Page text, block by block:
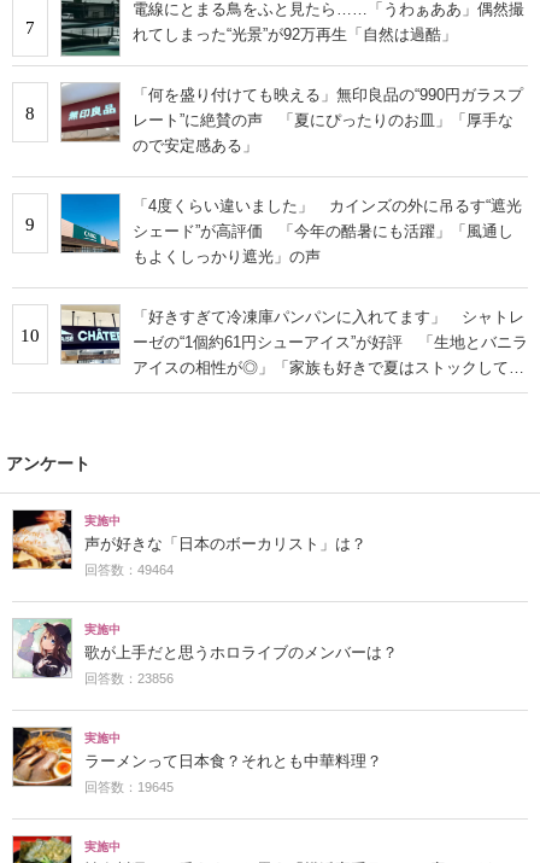
7
電線にとまる鳥をふと見たら……「うわぁああ」偶然撮
れてしまった“光景”が92万再生「自然は過酷」
8
「何を盛り付けても映える」無印良品の“990円ガラスプ
レート”に絶賛の声 「夏にぴったりのお皿」「厚手な
ので安定感ある」
9
「4度くらい違いました」 カインズの外に吊るす“遮光
シェード”が高評価 「今年の酷暑にも活躍」「風通し
もよくしっかり遮光」の声
10
「好きすぎて冷凍庫パンパンに入れてます」 シャトレ
ーゼの“1個約61円シューアイス”が好評 「生地とバニラ
アイスの相性が◎」「家族も好きで夏はストックして
る」
アンケート
実施中
声が好きな「日本のボーカリスト」は？
回答数：49464
実施中
歌が上手だと思うホロライブのメンバーは？
回答数：23856
実施中
ラーメンって日本食？それとも中華料理？
回答数：19645
実施中